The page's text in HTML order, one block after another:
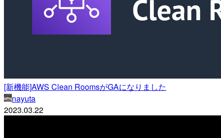
[新機能]AWS Clean RoomsがGAになりました
nayuta
2023.03.22